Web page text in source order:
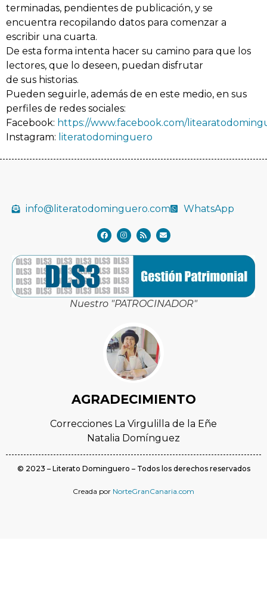
terminadas, pendientes de publicación, y se
encuentra recopilando datos para comenzar a
escribir una cuarta.
De esta forma intenta hacer su camino para que los
lectores, que lo deseen, puedan disfrutar
de sus historias.
Pueden seguirle, además de en este medio, en sus
perfiles de redes sociales:
Facebook: https://www.facebook.com/
Instagram: literatodominguero
info@literatodominguero.com WhatsApp
Nuestro "PATROCINADOR"
AGRADECIMIENTO
Correcciones La Virgulilla de la Eñe
Natalia Domínguez
© 2023 – Literato Dominguero – Todos los derechos reservados
Creada por NorteGranCanaria.com